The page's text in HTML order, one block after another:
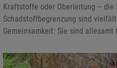
Kraftstoffe oder Oberleitung – die
Schadstoffbegrenzung sind
Gemeinsamkeit: Sie sind allesamt